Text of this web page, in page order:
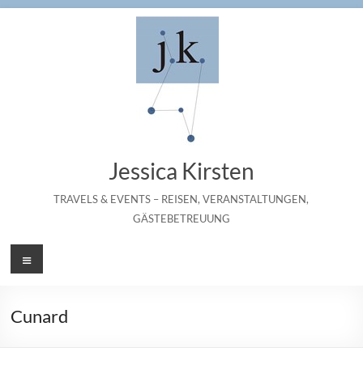
Jessica Kirsten
TRAVELS & EVENTS – REISEN, VERANSTALTUNGEN,
GÄSTEBETREUUNG
Menü
Cunard